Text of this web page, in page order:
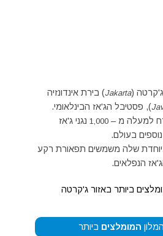
(
Jakarta) בירת אינדונזיה
), פסטיבל הג'אז הבינלאומי.
למעלה מ –1,000 נגני ג'אז
בעולם.
שלה משמשים תפאורת רקע
הנפלאים.
ביותר באזור ג'קרטה
המומלצים ביותר